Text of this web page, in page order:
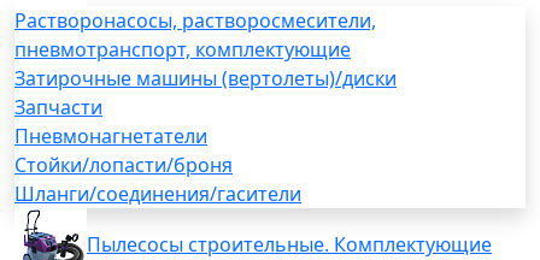
Растворонасосы, растворосмесители,
пневмотранспорт, комплектующие
Затирочные машины (вертолеты)/диски
Запчасти
Пневмонагнетатели
Стойки/лопасти/броня
Шланги/соединения/гасители
Пылесосы строительные. Комплектующие